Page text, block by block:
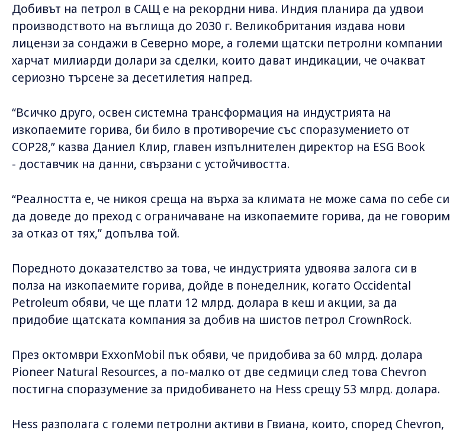
Добивът на петрол в САЩ е на рекордни нива. Индия планира да удвои
производството на въглища до 2030 г. Великобритания издава нови
лицензи за сондажи в Северно море, а големи щатски петролни компании
харчат милиарди долари за сделки, които дават индикации, че очакват
сериозно търсене за десетилетия напред.
“Всичко друго, освен системна трансформация на индустрията на
изкопаемите горива, би било в противоречие със споразумението от
COP28,” казва Даниел Клир, главен изпълнителен директор на ESG Book
- доставчик на данни, свързани с устойчивостта.
“Реалността е, че никоя среща на върха за климата не може сама по себе си
да доведе до преход с ограничаване на изкопаемите горива, да не говорим
за отказ от тях,” допълва той.
Поредното доказателство за това, че индустрията удвоява залога си в
полза на изкопаемите горива, дойде в понеделник, когато Occidental
Petroleum обяви, че ще плати 12 млрд. долара в кеш и акции, за да
придобие щатската компания за добив на шистов петрол CrownRock.
През октомври ExxonMobil пък обяви, че придобива за 60 млрд. долара
Pioneer Natural Resources, а по-малко от две седмици след това Chevron
постигна споразумение за придобиването на Hess срещу 53 млрд. долара.
Hess разполага с големи петролни активи в Гвиана, които, според Chevron,